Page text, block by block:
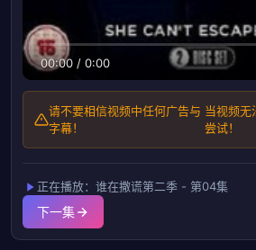
00:00 / 0:00
请不要相信视频中任何广告与
字幕！
当视频无
尝试！
正在播放：谁在撒谎第二季 - 第04集
下一集